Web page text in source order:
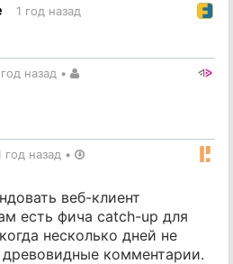
1 год назад
год назад •
год назад •
веб-клиент
есть фича catch-up для
несколько дней не
комментарии.